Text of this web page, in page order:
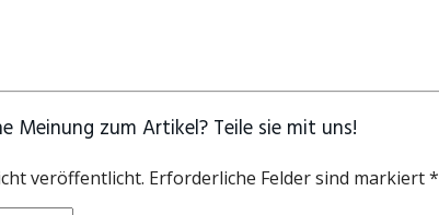
Meinung zum Artikel? Teile sie mit uns!
veröffentlicht. Erforderliche Felder sind markiert *